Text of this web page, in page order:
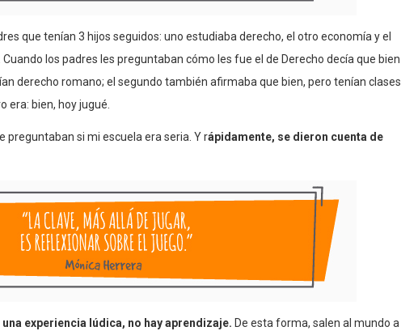
que tenían 3 hijos seguidos: uno estudiaba derecho, el otro economía y el
los padres les preguntaban cómo les fue el de Derecho decía que bien
derecho romano; el segundo también afirmaba que bien, pero tenían clases
era: bien, hoy jugué.
preguntaban si mi escuela era seria. Y rápidamente, se dieron cuenta de
experiencia lúdica, no hay aprendizaje. De esta forma, salen al mundo a